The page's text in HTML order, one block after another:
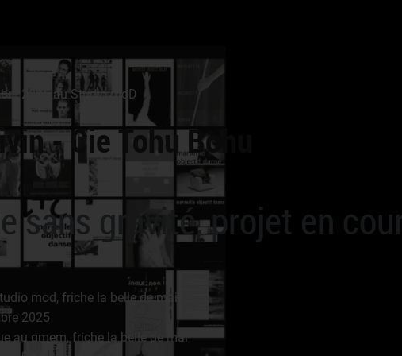
2025 au Studio moD
- Cie Tohu Bohu
sans gravité, projet en
mod, friche la belle de mai
2025
au gmem, friche la belle de mai